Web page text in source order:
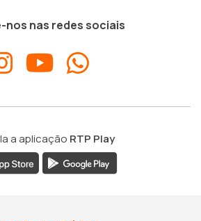
nos nas redes sociais
a aplicação RTP Play